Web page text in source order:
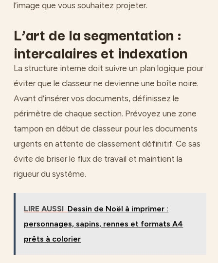
l’image que vous souhaitez projeter.
L’art de la segmentation :
intercalaires et indexation
La structure interne doit suivre un plan logique pour
éviter que le classeur ne devienne une boîte noire.
Avant d’insérer vos documents, définissez le
périmètre de chaque section. Prévoyez une zone
tampon en début de classeur pour les documents
urgents en attente de classement définitif. Ce sas
évite de briser le flux de travail et maintient la
rigueur du système.
LIRE AUSSI Dessin de Noël à imprimer :
personnages, sapins, rennes et formats A4
prêts à colorier